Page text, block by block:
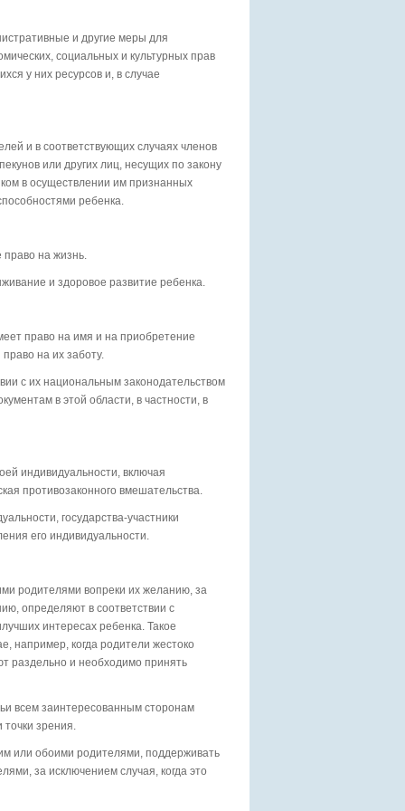
и другие меры для
социальных и культурных прав
у них ресурсов и, в случае
и в соответствующих случаях членов
или других лиц, несущих по закону
в осуществлении им признанных
ребенка.
право на жизнь.
и здоровое развитие ребенка.
право на имя и на приобретение
на их заботу.
с их национальным законодательством
в этой области, в частности, в
индивидуальности, включая
противозаконного вмешательства.
государства-участники
его индивидуальности.
родителями вопреки их желанию, за
определяют в соответствии с
интересах ребенка. Такое
например, когда родители жестоко
раздельно и необходимо принять
всем заинтересованным сторонам
точки зрения.
или обоими родителями, поддерживать
за исключением случая, когда это